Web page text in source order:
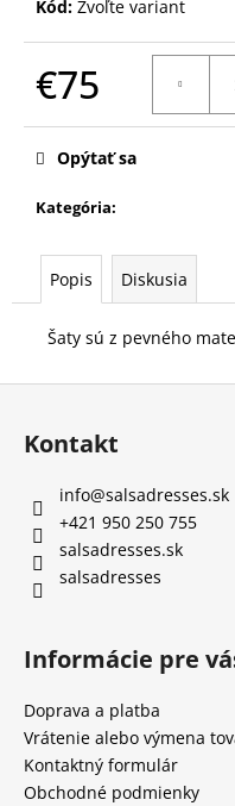
Kód: Zvoľte variant
€75
Kategória:
Opýtať sa
Popis Diskusia
Šaty sú z pevného
Kontakt
info@salsadresses.sk
+421 950 250 755
salsadresses.sk
salsadresses
Informácie pre
Doprava a platba
Vrátenie alebo výmena
Kontaktný formulár
Obchodné podmienky